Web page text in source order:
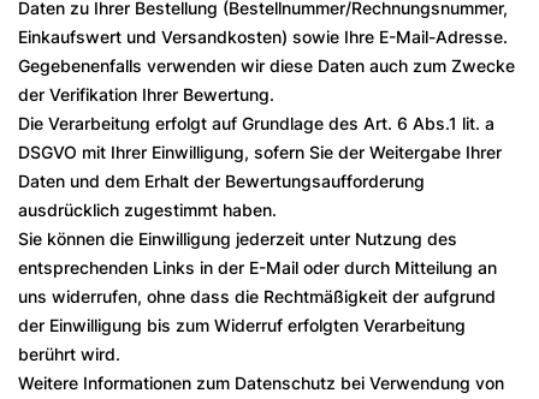
Daten zu Ihrer Bestellung (Bestellnummer/Rechnungsnummer,
Einkaufswert und Versandkosten) sowie Ihre E-Mail-Adresse.
Gegebenenfalls verwenden wir diese Daten auch zum Zwecke
der Verifikation Ihrer Bewertung.
Die Verarbeitung erfolgt auf Grundlage des Art. 6 Abs.1 lit. a
DSGVO mit Ihrer Einwilligung, sofern Sie der Weitergabe Ihrer
Daten und dem Erhalt der Bewertungsaufforderung
ausdrücklich zugestimmt haben.
Sie können die Einwilligung jederzeit unter Nutzung des
entsprechenden Links in der E-Mail oder durch Mitteilung an
uns widerrufen, ohne dass die Rechtmäßigkeit der aufgrund
der Einwilligung bis zum Widerruf erfolgten Verarbeitung
berührt wird.
Weitere Informationen zum Datenschutz bei Verwendung von